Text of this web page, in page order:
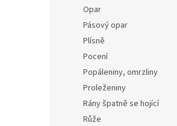
Opar
Pásový opar
Plísně
Pocení
Popáleniny, omrzliny
Proleženiny
Rány špatně se hojící
Růže